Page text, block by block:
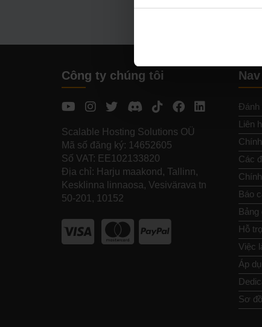
Công ty chúng tôi
Scalable Hosting Solutions OÜ
Mã số đăng ký: 14652605
Số VAT: EE102133820
Địa chỉ: Harju maakond, Tallinn,
Kesklinna linnaosa, Vesivärava tn
50-201, 10152
Đánh
Liên
Các
Báo
Bảng
Hỗ
Việc
Áp
Sơ